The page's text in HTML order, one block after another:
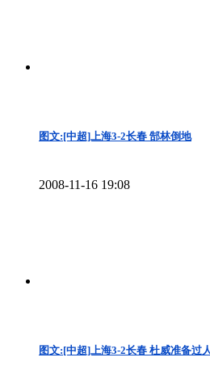
图文:[中超]上海3-2长春 郜林倒地
2008-11-16 19:08
图文:[中超]上海3-2长春 杜威准备过